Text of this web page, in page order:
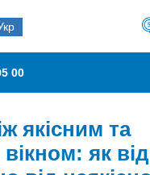
00
якісним та
як